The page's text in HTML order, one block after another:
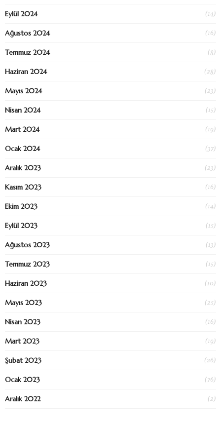
Eylül 2024 (14)
Ağustos 2024 (16)
Temmuz 2024 (8)
Haziran 2024 (28)
Mayıs 2024 (23)
Nisan 2024 (15)
Mart 2024 (19)
Ocak 2024 (37)
Aralık 2023 (23)
Kasım 2023 (16)
Ekim 2023 (14)
Eylül 2023 (15)
Ağustos 2023 (13)
Temmuz 2023 (15)
Haziran 2023 (10)
Mayıs 2023 (25)
Nisan 2023 (16)
Mart 2023 (19)
Şubat 2023 (26)
Ocak 2023 (76)
Aralık 2022 (2)